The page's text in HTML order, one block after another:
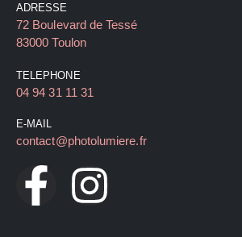
ADRESSE
72 Boulevard de Tessé
83000 Toulon
TELEPHONE
04 94 31 11 31
E-MAIL
contact@photolumiere.fr